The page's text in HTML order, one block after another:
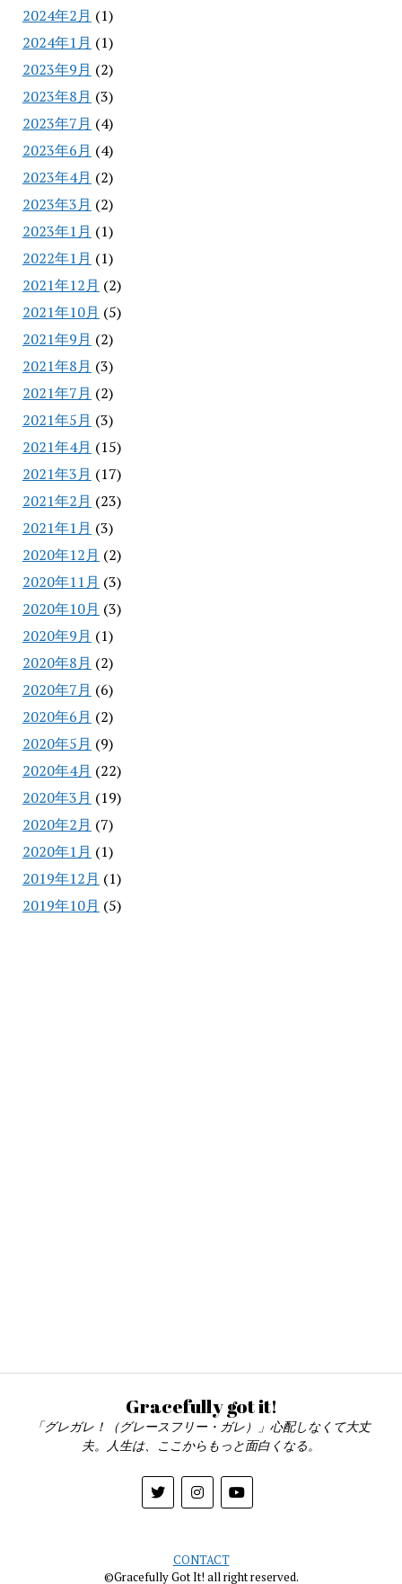
2024年2月 (1)
2024年1月 (1)
2023年9月 (2)
2023年8月 (3)
2023年7月 (4)
2023年6月 (4)
2023年4月 (2)
2023年3月 (2)
2023年1月 (1)
2022年1月 (1)
2021年12月 (2)
2021年10月 (5)
2021年9月 (2)
2021年8月 (3)
2021年7月 (2)
2021年5月 (3)
2021年4月 (15)
2021年3月 (17)
2021年2月 (23)
2021年1月 (3)
2020年12月 (2)
2020年11月 (3)
2020年10月 (3)
2020年9月 (1)
2020年8月 (2)
2020年7月 (6)
2020年6月 (2)
2020年5月 (9)
2020年4月 (22)
2020年3月 (19)
2020年2月 (7)
2020年1月 (1)
2019年12月 (1)
2019年10月 (5)
Gracefully got it!
「グレガレ！（グレースフリー・ガレ）」心配しなくて大丈
夫。人生は、ここからもっと面白くなる。
CONTACT
©Gracefully Got It! all right reserved.